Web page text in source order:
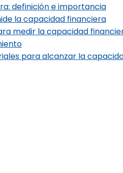
definición e importancia
la capacidad financiera
medir la capacidad
para alcanzar la